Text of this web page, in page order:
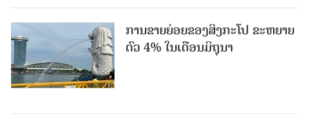
ການຂາຍຍ່ອຍຂອງສິງກະໂປ ຂະຫຍາຍ
ຕົວ 4% ໃນເດືອນມິຖຸນາ